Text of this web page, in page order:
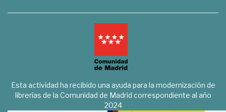
Esta actividad ha recibido una ayuda para la modernización de
librerías de la Comunidad de Madrid correspondiente al año
2024